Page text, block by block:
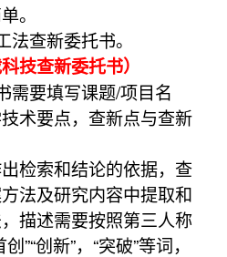
。
法查新委托书。
技查新委托书）
需要填写课题/项目名
术要点，查新点与查新
检索和结论的依据，查
法及研究内容中提取和
描述需要按照第三人称
”“创新”，“突破”等词，